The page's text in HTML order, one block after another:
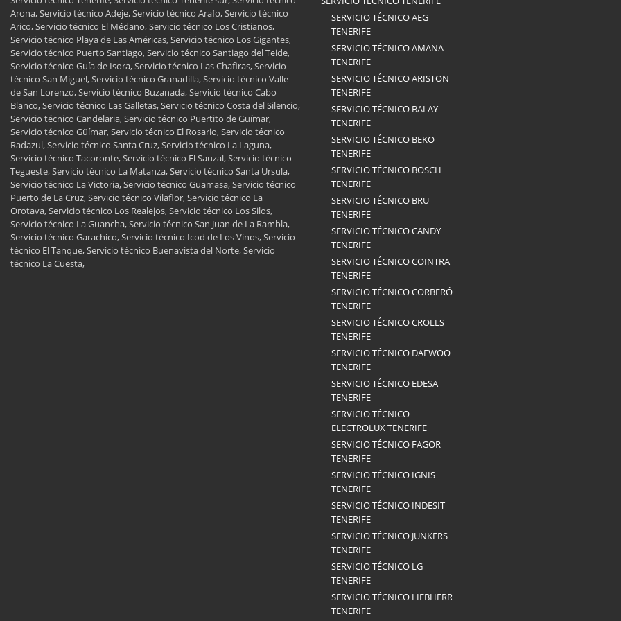
Arona, Servicio técnico Adeje, Servicio técnico Arafo, Servicio técnico
Arico, Servicio técnico El Médano, Servicio técnico Los Cristianos,
Servicio técnico Playa de Las Américas, Servicio técnico Los Gigantes,
Servicio técnico Puerto Santiago, Servicio técnico Santiago del Teide,
Servicio técnico Guía de Isora, Servicio técnico Las Chafiras, Servicio
técnico San Miguel, Servicio técnico Granadilla, Servicio técnico Valle
de San Lorenzo, Servicio técnico Buzanada, Servicio técnico Cabo
Blanco, Servicio técnico Las Galletas, Servicio técnico Costa del Silencio,
Servicio técnico Candelaria, Servicio técnico Puertito de Güímar,
Servicio técnico Güímar, Servicio técnico El Rosario, Servicio técnico
Radazul, Servicio técnico Santa Cruz, Servicio técnico La Laguna,
Servicio técnico Tacoronte, Servicio técnico El Sauzal, Servicio técnico
Tegueste, Servicio técnico La Matanza, Servicio técnico Santa Ursula,
Servicio técnico La Victoria, Servicio técnico Guamasa, Servicio técnico
Puerto de La Cruz, Servicio técnico Vilaflor, Servicio técnico La
Orotava, Servicio técnico Los Realejos, Servicio técnico Los Silos,
Servicio técnico La Guancha, Servicio técnico San Juan de La Rambla,
Servicio técnico Garachico, Servicio técnico Icod de Los Vinos, Servicio
técnico El Tanque, Servicio técnico Buenavista del Norte, Servicio
técnico La Cuesta,
SERVICIO TÉCNICO AEG
TENERIFE
SERVICIO TÉCNICO AMANA
TENERIFE
SERVICIO TÉCNICO ARISTON
TENERIFE
SERVICIO TÉCNICO BALAY
TENERIFE
SERVICIO TÉCNICO BEKO
TENERIFE
SERVICIO TÉCNICO BOSCH
TENERIFE
SERVICIO TÉCNICO BRU
TENERIFE
SERVICIO TÉCNICO CANDY
TENERIFE
SERVICIO TÉCNICO COINTRA
TENERIFE
SERVICIO TÉCNICO CORBERÓ
TENERIFE
SERVICIO TÉCNICO CROLLS
TENERIFE
SERVICIO TÉCNICO DAEWOO
TENERIFE
SERVICIO TÉCNICO EDESA
TENERIFE
SERVICIO TÉCNICO
ELECTROLUX TENERIFE
SERVICIO TÉCNICO FAGOR
TENERIFE
SERVICIO TÉCNICO IGNIS
TENERIFE
SERVICIO TÉCNICO INDESIT
TENERIFE
SERVICIO TÉCNICO JUNKERS
TENERIFE
SERVICIO TÉCNICO LG
TENERIFE
SERVICIO TÉCNICO LIEBHERR
TENERIFE